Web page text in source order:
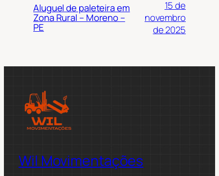
Aluguel de paleteira em
Zona Rural – Moreno –
PE
15 de
novembro
de 2025
Wil Movimentações